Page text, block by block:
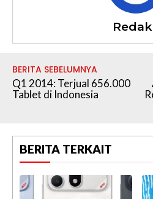
BERITA SEBELUMNYA
Q1 2014: Terjual 656.000
Tablet di Indonesia
BERITA TERKAIT